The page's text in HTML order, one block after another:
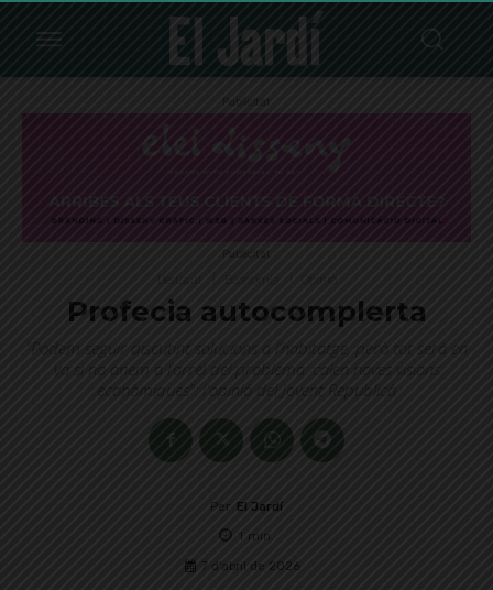
Publicitat
Publicitat
Profecia autocomplerta
"Podem seguir discutint solucions a l’habitatge, però tot serà en
va si no anem a l’arrel del problema: calen noves visions
econòmiques": l'opinió del Jovent Republicà
Per El Jardí
1 min.
7 d'abril de 2026